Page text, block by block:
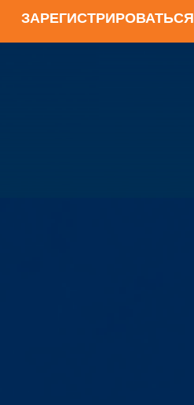
ЗАРЕГИСТРИРОВАТЬСЯ